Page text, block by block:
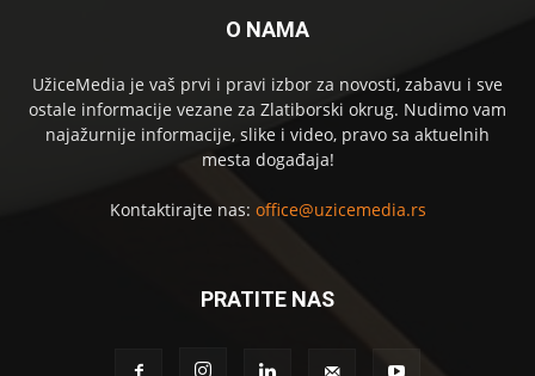
O NAMA
UžiceMedia je vaš prvi i pravi izbor za novosti, zabavu i sve
ostale informacije vezane za Zlatiborski okrug. Nudimo vam
najažurnije informacije, slike i video, pravo sa aktuelnih
mesta događaja!
Kontaktirajte nas: office@uzicemedia.rs
PRATITE NAS